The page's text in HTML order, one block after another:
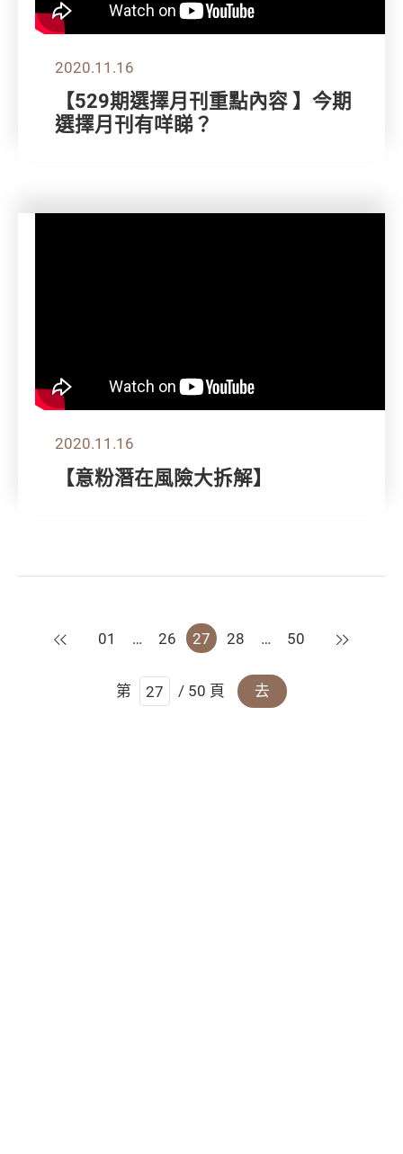
2020.11.16
【529期選擇月刊重點內容 】今期
選擇月刊有咩睇？
2020.11.16
【意粉潛在風險大拆解】
上一頁
01 … 26 27 28 … 50 下一頁
第 / 50 頁 去